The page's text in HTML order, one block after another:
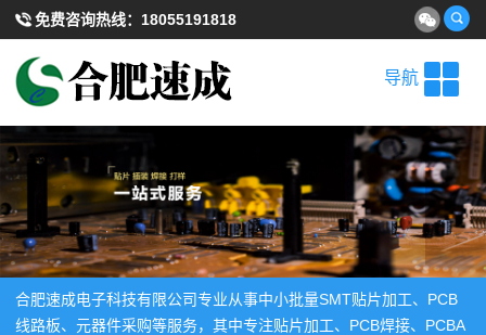
免费咨询热线： 18055191818
导航
合肥速成电子科技有限公司专业从事中小批量SMT贴片加工、PCB
线路板、元器件采购等服务，其中专注贴片加工、PCB焊接、PCBA